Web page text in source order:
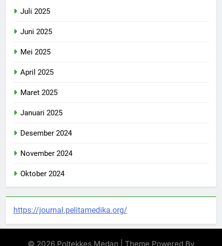
Juli 2025
Juni 2025
Mei 2025
April 2025
Maret 2025
Januari 2025
Desember 2024
November 2024
Oktober 2024
https://journal.pelitamedika.org/
© 2026 Poltekkes Medan | Theme Powered By